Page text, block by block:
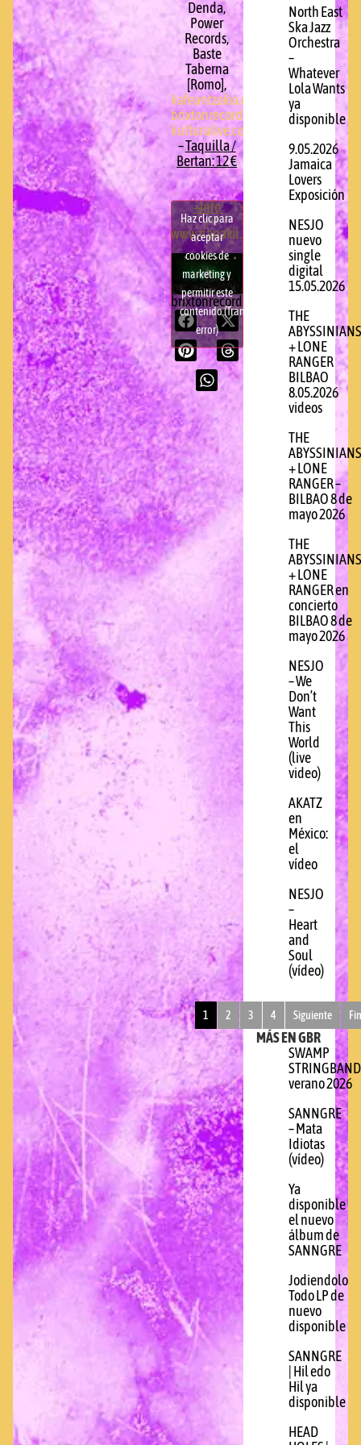
Denda,
Power
Records,
Baste
Taberna
[Romo],
kafeantzokia.com
brixtonrecords.com/denda,
kulturalive.com
–Taquilla /
Bertan: 12 €
+info
www.danakil.fr
Haz clic para
aceptar
cookies de
marketing y
permitir este
contenido (Translation
error)
brixtonrecords.com
North East
Ska Jazz
Orchestra
–
Whatever
Lola Wants
ya
disponible
9.05.2026
Jamaica
Lovers
Exposición
NESJO
nuevo
single
digital
15.05.2026
THE
ABYSSINIANS
+ LONE
RANGER
BILBAO
8.05.2026
videos
THE
ABYSSINIANS
+ LONE
RANGER –
BILBAO 8 de
mayo 2026
THE
ABYSSINIANS
+ LONE
RANGER en
concierto
BILBAO 8 de
mayo 2026
NESJO
– We
Don’t
Want
This
World
(live
video)
AKATZ
en
México:
el
vídeo
NESJO
–
Heart
and
Soul
(vídeo)
1 2 3 4 Siguiente
MÁS EN GBR
SWAMP
STRINGBAND
verano 2026
SANNGRE
– Mata
Idiotas
(vídeo)
Ya
disponible
el nuevo
álbum de
SANNGRE
Jodiendolo
Todo LP de
nuevo
disponible
SANNGRE
| Hil edo
Hil ya
disponible
HEAD